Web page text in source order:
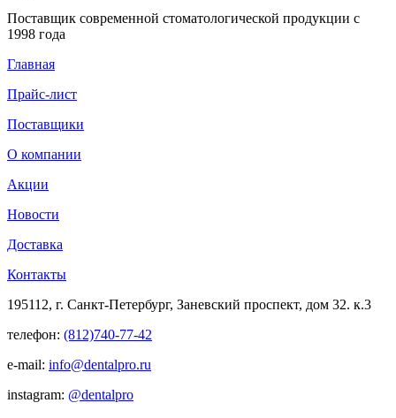
Поставщик современной стоматологической продукции с
1998 года
Главная
Прайс-лист
Поставщики
О компании
Акции
Новости
Доставка
Контакты
195112, г. Санкт-Петербург, Заневский проспект, дом 32. к.3
телефон: (812)740-77-42
e-mail: info@dentalpro.ru
instagram: @dentalpro